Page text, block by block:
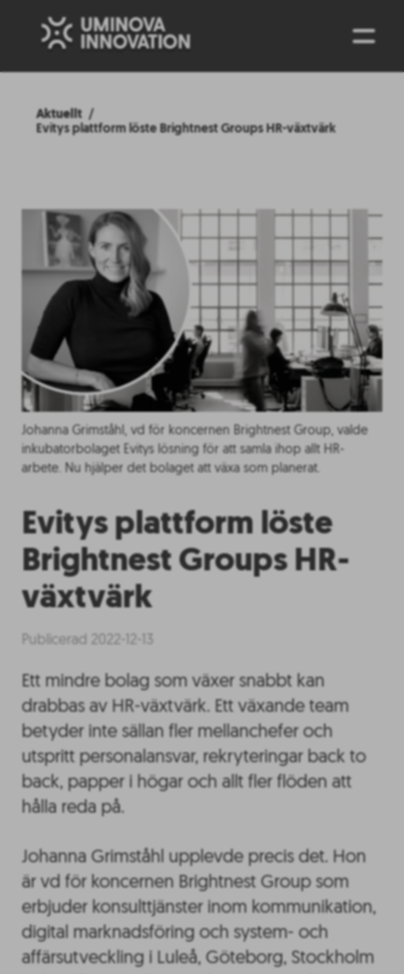
Aktuellt
Evitys plattform löste Brightnest Groups HR-växtvärk
Johanna Grimståhl, vd för koncernen Brightnest Group, valde
inkubatorbolaget Evitys lösning för att samla ihop allt HR-
arbete. Nu hjälper det bolaget att växa som planerat.
Evitys plattform löste
Brightnest Groups HR-
växtvärk
Publicerad 2022-12-13
Ett mindre bolag som växer snabbt kan
drabbas av HR-växtvärk. Ett växande team
betyder inte sällan fler mellanchefer och
utspritt personalansvar, rekryteringar back to
back, papper i högar och allt fler flöden att
hålla reda på.
Johanna Grimståhl upplevde precis det. Hon
är vd för koncernen Brightnest Group som
erbjuder konsulttjänster inom kommunikation,
digital marknadsföring och system- och
affärsutveckling i Luleå, Göteborg, Stockholm